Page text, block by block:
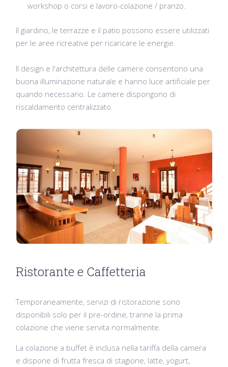
workshop o corsi e lavoro-colazione / pranzo.
Il giardino, le terrazze e il patio possono essere utilizzati
per le aree ricreative per ricaricare le energie.
Il design e l'architettura delle camere consentono una
buona illuminazione naturale e hanno luce artificiale per
quando necessario. Le camere dispongono di
riscaldamento centralizzato.
Ristorante e Caffetteria
Temporaneamente, servizi di ristorazione sono
disponibili solo per il pre-ordine, tranne la prima
colazione che viene servita normalmente.
La colazione a buffet è inclusa nella tariffa della camera
e dispone di frutta fresca di stagione, latte, yogurt,